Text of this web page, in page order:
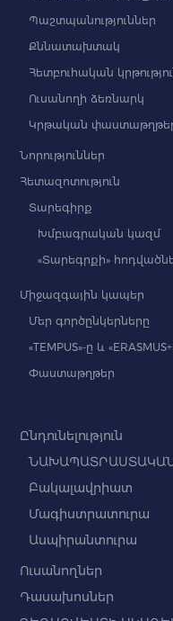
Պաշտպանություններ
Քննատախտակ
Հետբուհական
Ուսանողի ձեռնարկ
Կրթական
Նորություններ
Հետազոտություն
Տարեգիրք
Խմբագրական կազմ
«Տարեգրքի»
Միջազգային կապեր
Մեր գործընկերները
«TEMPUS»-ը և
Փաստաթղթեր
Ընդունելություն
Բակալավրիատ
Մագիստրատուրա
Ասպիրանտուրա
Ուսանողներ
Դասախոսներ